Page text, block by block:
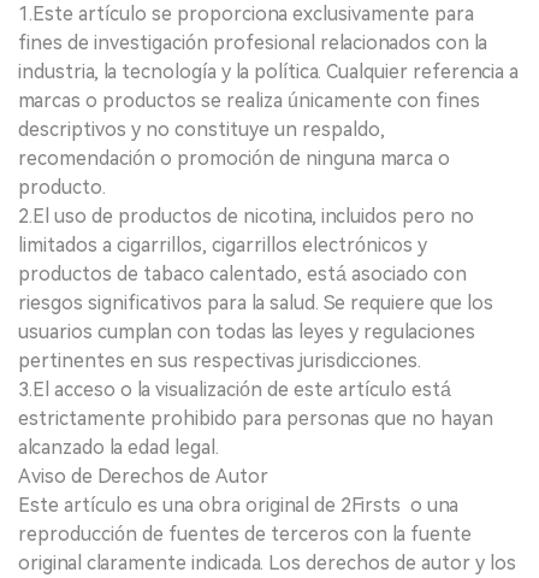
1.Este artículo se proporciona exclusivamente para
fines de investigación profesional relacionados con la
industria, la tecnología y la política. Cualquier referencia a
marcas o productos se realiza únicamente con fines
descriptivos y no constituye un respaldo,
recomendación o promoción de ninguna marca o
producto.
2.El uso de productos de nicotina, incluidos pero no
limitados a cigarrillos, cigarrillos electrónicos y
productos de tabaco calentado, está asociado con
riesgos significativos para la salud. Se requiere que los
usuarios cumplan con todas las leyes y regulaciones
pertinentes en sus respectivas jurisdicciones.
3.El acceso o la visualización de este artículo está
estrictamente prohibido para personas que no hayan
alcanzado la edad legal.
Aviso de Derechos de Autor
Este artículo es una obra original de 2Firsts o una
reproducción de fuentes de terceros con la fuente
original claramente indicada. Los derechos de autor y los